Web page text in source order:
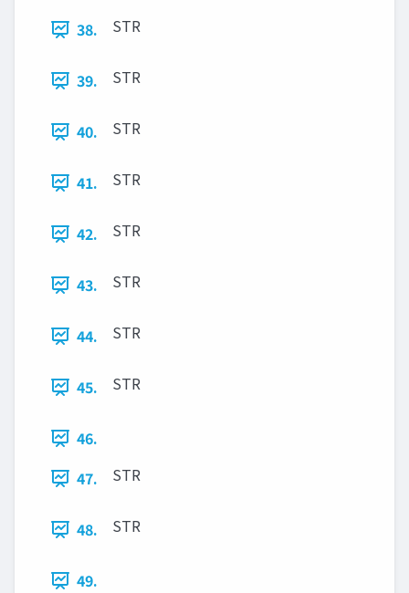
38. STR
39. STR
40. STR
41. STR
42. STR
43. STR
44. STR
45. STR
46.
47.
STR
48. STR
49.